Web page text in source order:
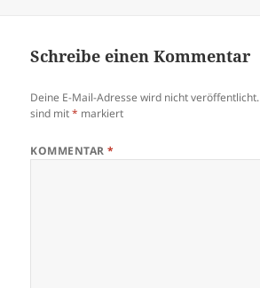
Schreibe einen Kommentar
Deine E-Mail-Adresse wird nicht veröffentlicht.
sind mit* markiert
KOMMENTAR*